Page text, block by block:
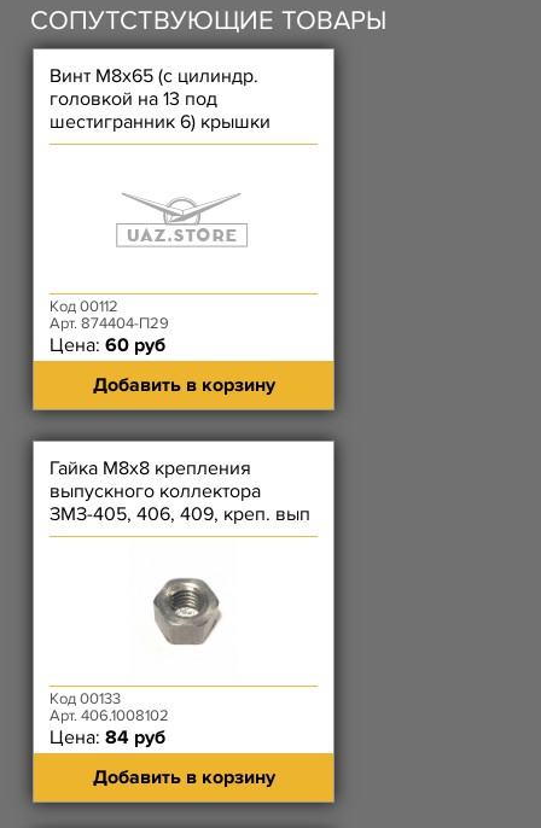
СОПУТСТВУЮЩИЕ ТОВАРЫ
Винт М8х65 (с цилиндр.
головкой на 13 под
шестигранник 6) крышки
цепи длинный, корпуса
Код 00112
Арт. 874404-П29
Цена: 60 руб
Добавить в корзину
Гайка М8х8 крепления
выпускного коллектора
ЗМЗ-405, 406, 409, креп. вып
коллектора); Гайка ЗМЗ-514
Код 00133
Арт. 406.1008102
Цена: 84 руб
Добавить в корзину